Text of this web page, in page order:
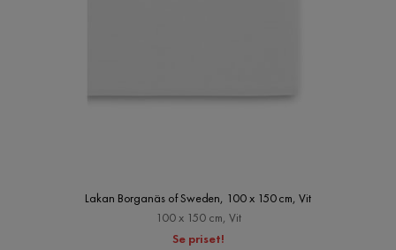
Lakan Borganäs of Sweden, 100 x 150 cm, Vit
100 x 150 cm, Vit
Se priset!